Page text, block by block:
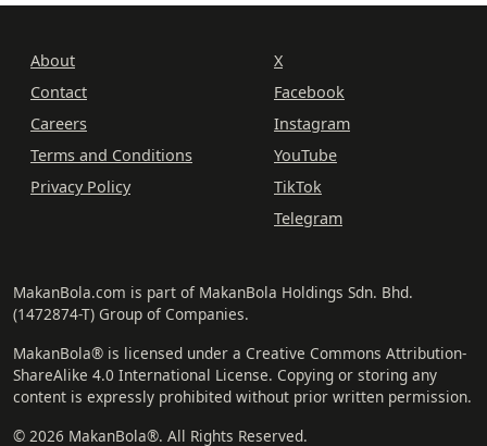
About
Contact
Careers
Terms and Conditions
Privacy Policy
X
Facebook
Instagram
YouTube
TikTok
Telegram
MakanBola.com is part of MakanBola Holdings Sdn. Bhd.
(1472874-T) Group of Companies.
MakanBola® is licensed under a Creative Commons Attribution-
ShareAlike 4.0 International License. Copying or storing any
content is expressly prohibited without prior written permission.
© 2026 MakanBola®. All Rights Reserved.